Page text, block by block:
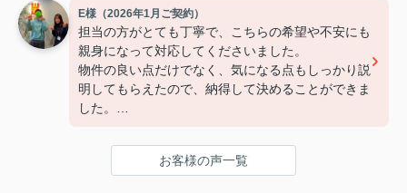
E様（2026年1月ご契約）
担当の方がとても丁寧で、こちらの希望や不安にも
親身になって対応してくださいました。
物件の良い点だけでなく、気になる点もしっかり説
明してもらえたので、納得して決めることができま
した。
られました。
また引っ越しの機会があれば、ぜひお願いしたいで
お客様の声一覧